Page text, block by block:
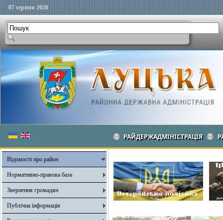
07 серпня 2026
РАЙДЕРЖАДМІНІСТРАЦІЯ
Відомості про район
Нормативно-правова база
Звернення громадян
Публічна інформація